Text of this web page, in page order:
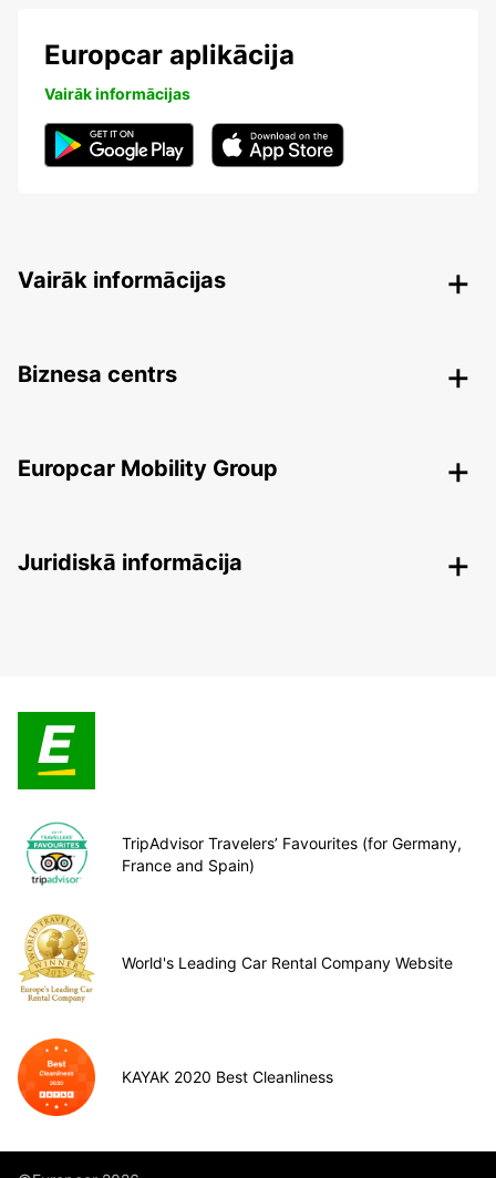
Europcar aplikācija
Vairāk informācijas
Vairāk informācijas
Biznesa centrs
Europcar Mobility Group
Juridiskā informācija
TripAdvisor Travelers’ Favourites (for Germany,
France and Spain)
World's Leading Car Rental Company Website
KAYAK 2020 Best Cleanliness